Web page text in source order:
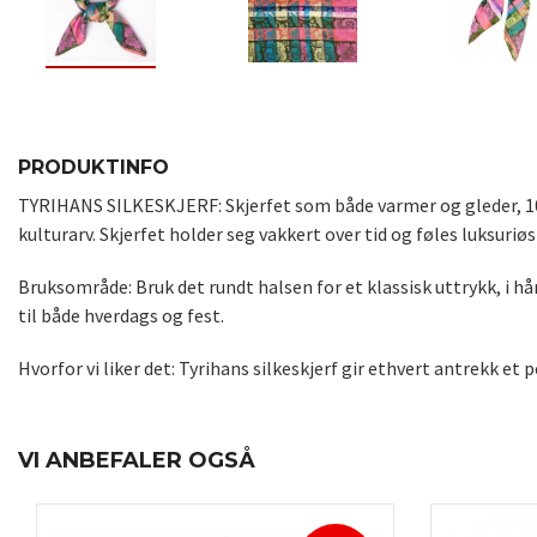
PRODUKTINFO
TYRIHANS SILKESKJERF: Skjerfet som både varmer og
kulturarv. Skjerfet holder seg vakkert over tid og føles
Bruksområde: Bruk det rundt halsen for et klassisk uttrykk, i
til både hverdags og fest.
Hvorfor vi liker det: Tyrihans silkeskjerf gir ethvert antrekk et
VI ANBEFALER OGSÅ